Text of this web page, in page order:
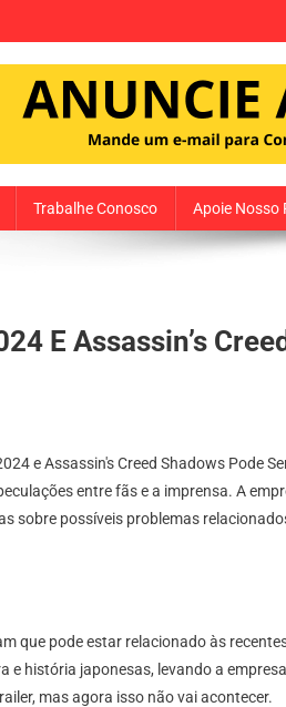
Trabalhe Conosco Apoie Nosso
E Assassin’s
entre fãs e a imprensa. A
sobre possíveis problemas
que pode estar relacionado às
história japonesas, levando a
mas agora isso não vai acontecer.